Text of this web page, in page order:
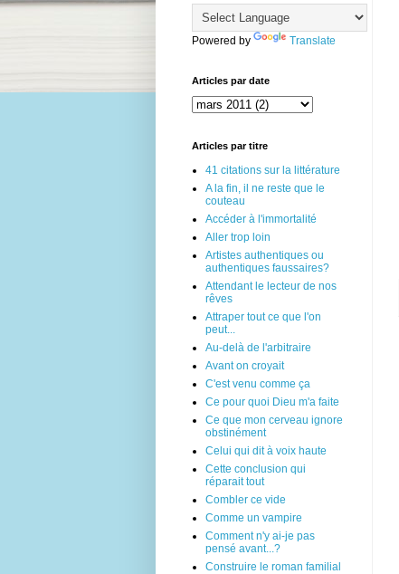
Powered by Translate
Articles par date
Articles par titre
41 citations sur la littérature
A la fin, il ne reste que le
couteau
Accéder à l'immortalité
Aller trop loin
Artistes authentiques ou
authentiques faussaires?
Attendant le lecteur de nos
rêves
Attraper tout ce que l'on
peut...
Au-delà de l'arbitraire
Avant on croyait
C'est venu comme ça
Ce pour quoi Dieu m'a faite
Ce que mon cerveau ignore
obstinément
Celui qui dit à voix haute
Cette conclusion qui
réparait tout
Combler ce vide
Comme un vampire
Comment n'y ai-je pas
pensé avant...?
Construire le roman familial